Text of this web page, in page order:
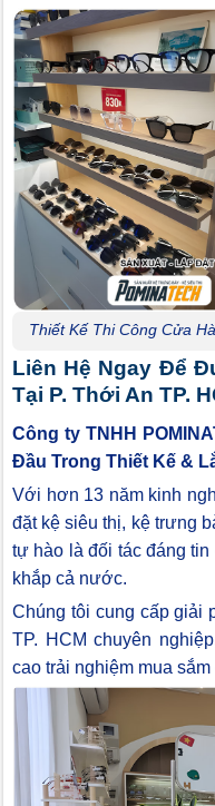
Thiết Kế Thi Công Cửa
Liên Hệ Ngay Để
Tại P. Thới An TP.
Công ty TNHH
Đầu Trong Thiết Kế &
Với hơn 13 năm kinh
đặt kệ siêu thị, kệ trưng
tự hào là đối tác đáng
khắp cả nước.
Chúng tôi cung cấp giải
TP. HCM chuyên
cao trải nghiệm mua